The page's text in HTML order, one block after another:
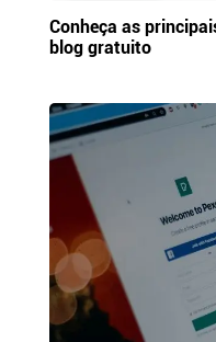
Conheça as
blog gratuito